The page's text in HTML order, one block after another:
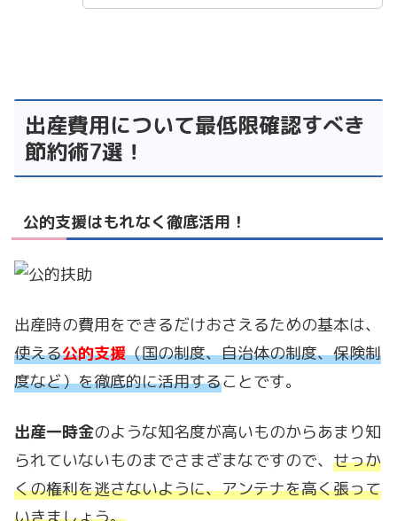
出産費用について最低限確認すべき
節約術7選！
公的支援はもれなく徹底活用！
出産時の費用をできるだけおさえるための基本は、
使える公的支援（国の制度、自治体の制度、保険制
度など）を徹底的に活用することです。
出産一時金のような知名度が高いものからあまり知
られていないものまでさまざまなですので、 せっか
くの権利を逃さないように、アンテナを高く張って